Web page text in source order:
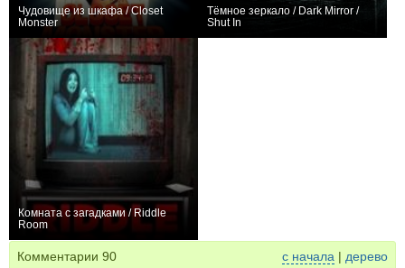
Чудовище из шкафа / Closet
Monster
Тёмное зеркало / Dark Mirror /
Shut In
Комната с загадками / Riddle
Room
Комментарии 90 с начала | дерево